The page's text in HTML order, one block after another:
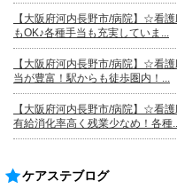
【大阪府河内長野市/病院】☆看
もOK♪各種手当も充実していま...
【大阪府河内長野市/病院】☆看
当が豊富！駅からも徒歩圏内！...
【大阪府河内長野市/病院】☆看
有給消化率高く残業少なめ！各種
ケアステブログ